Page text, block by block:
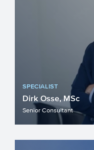
SPECIALIST
Dirk Osse, MSc
Senior Consultant